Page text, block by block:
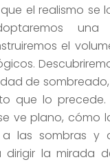
el realismo se
una
el
de
que lo precede.
ve plano, cómo
las sombras y
dirigir la mirada